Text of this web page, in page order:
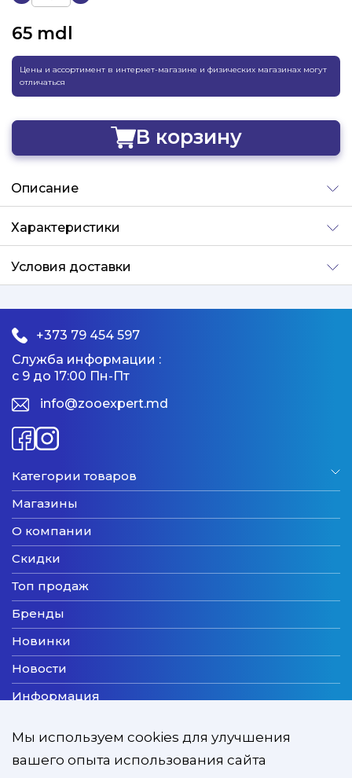
65 mdl
Цены и ассортимент в интернет-магазине и физических магазинах могут
отличаться
В корзину
Добавлено
Описание
Характеристики
Условия доставки
+373 79 454 597
Служба информации :
с 9 до 17:00 Пн-Пт
info@zooexpert.md
Категории товаров
Магазины
О компании
Скидки
Топ продаж
Бренды
Новинки
Новости
Информация
Мы используем cookies для улучшения
вашего опыта использования сайта